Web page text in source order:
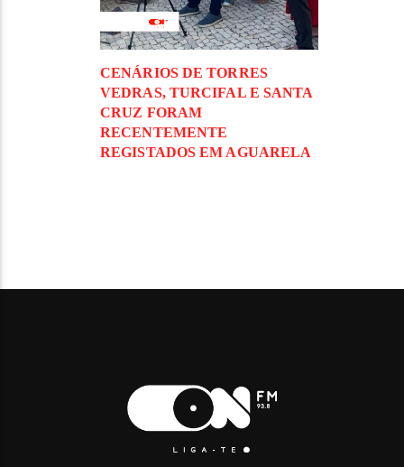
CENÁRIOS DE TORRES
VEDRAS, TURCIFAL E SANTA
CRUZ FORAM
RECENTEMENTE
REGISTADOS EM AGUARELA